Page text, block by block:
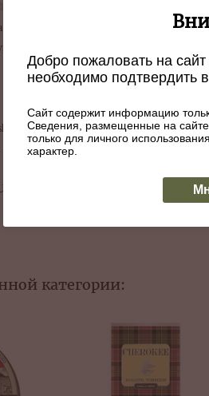
Орехи,
Virginia
категории:
Добро пожаловать на
необходимо подтвердить
Сайт содержит информацию
Сведения, размещенные на
только для личного
характер.